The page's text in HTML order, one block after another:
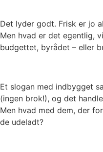
Det lyder godt. Frisk er jo
Men hvad er det egentlig,
budgettet, byrådet – eller
Et slogan med indbygget
(ingen brok!), og det
Men hvad med dem, der
de udeladt?